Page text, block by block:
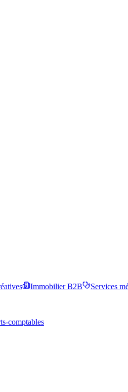
Immobilier B2B
Services
comptables